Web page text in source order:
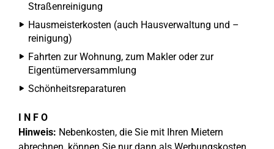
Straßenreinigung
Hausmeisterkosten (auch Hausverwaltung und –
reinigung)
Fahrten zur Wohnung, zum Makler oder zur
Eigentümerversammlung
Schönheitsreparaturen
I N F O
Hinweis: Nebenkosten, die Sie mit Ihren Mietern